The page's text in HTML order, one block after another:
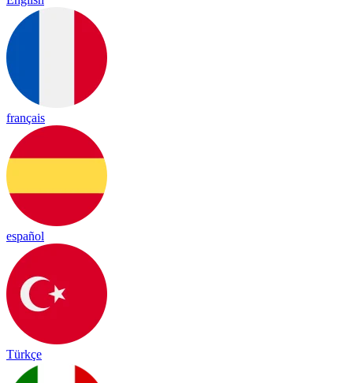
français
español
Türkçe